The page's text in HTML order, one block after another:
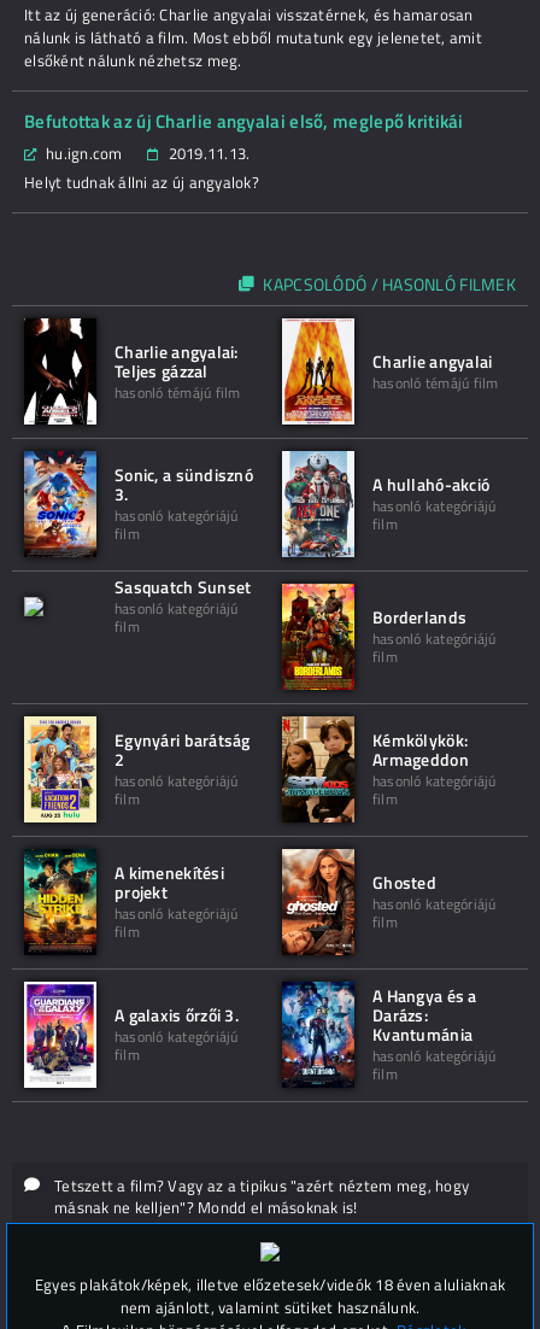
Itt az új generáció: Charlie angyalai visszatérnek, és hamarosan
nálunk is látható a film. Most ebből mutatunk egy jelenetet, amit
elsőként nálunk nézhetsz meg.
Befutottak az új Charlie angyalai első, meglepő kritikái
hu.ign.com
2019.11.13.
Helyt tudnak állni az új angyalok?
KAPCSOLÓDÓ / HASONLÓ FILMEK
Charlie angyalai:
Teljes gázzal
hasonló témájú film
Charlie angyalai
hasonló témájú film
Sonic, a sündisznó
3.
hasonló kategóriájú
film
A hullahó-akció
hasonló kategóriájú
film
Sasquatch Sunset
hasonló kategóriájú
film Borderlands
hasonló kategóriájú
film
Egynyári barátság
2
hasonló kategóriájú
film
Kémkölykök:
Armageddon
hasonló kategóriájú
film
A kimenekítési
projekt
hasonló kategóriájú
film
Ghosted
hasonló kategóriájú
film
A galaxis őrzői 3.
hasonló kategóriájú
film
A Hangya és a
Darázs:
Kvantumánia
hasonló kategóriájú
film
Tetszett a film? Vagy az a tipikus "azért néztem meg, hogy
másnak ne kelljen"? Mondd el másoknak is!
Hozzászólások (
Egyes plakátok/képek, illetve előzetesek/videók 18 éven aluliaknak
nem ajánlott, valamint sütiket használunk.